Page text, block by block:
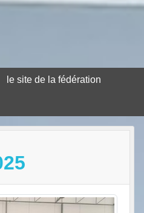
le site de la fédération